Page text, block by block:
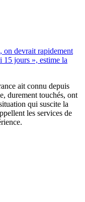
on devrait rapidement
15 jours », estime la
ait connu depuis
durement touchés, ont
qui suscite la
les services de